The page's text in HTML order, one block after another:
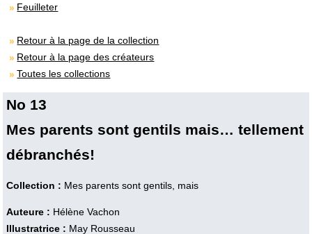
Feuilleter
Retour à la page de la collection
Retour à la page des créateurs
Toutes les collections
No 13
Mes parents sont gentils mais… tellement
débranchés!
Collection : Mes parents sont gentils, mais
Auteure : Hélène Vachon
Illustratrice : May Rousseau